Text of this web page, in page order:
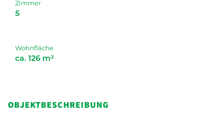
Zimmer
5
Wohnfläche
ca. 126 m²
OBJEKTBESCHREIBUNG